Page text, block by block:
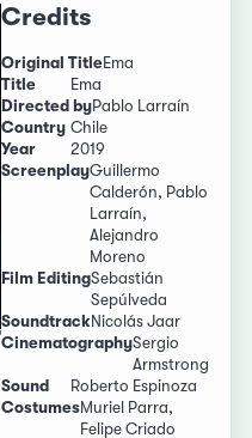
Credits
Original TitleEma
Title
Ema
Directed byPablo Larraín
Country Chile
Year
2019
ScreenplayGuillermo
Calderón, Pablo
Larraín,
Alejandro
Moreno
Film EditingSebastián
Sepúlveda
SoundtrackNicolás Jaar
CinematographySergio
Armstrong
Sound
Roberto Espinoza
CostumesMuriel Parra,
Felipe Criado